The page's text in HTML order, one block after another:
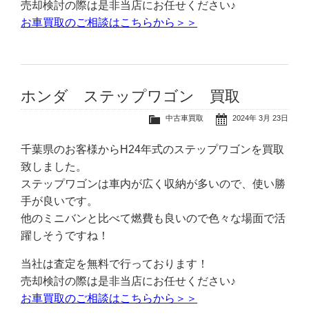
売却検討の際は是非当店にお任せください♪
お車買取のご相談はこちらから＞＞
ホンダ ステップワゴン 買取
2024年 3月 23日
中古車買取
千葉県のお客様からH24年式のステップワゴンを買取
致しました。
ステップワゴンは車内が広く収納が多いので、使い勝
手が良いです。
他のミニバンと比べて燃費も良いので色々な場面で活
躍しそうですね！
当社は査定を無料で行っております！
売却検討の際は是非当店にお任せください♪
お車買取のご相談はこちらから＞＞